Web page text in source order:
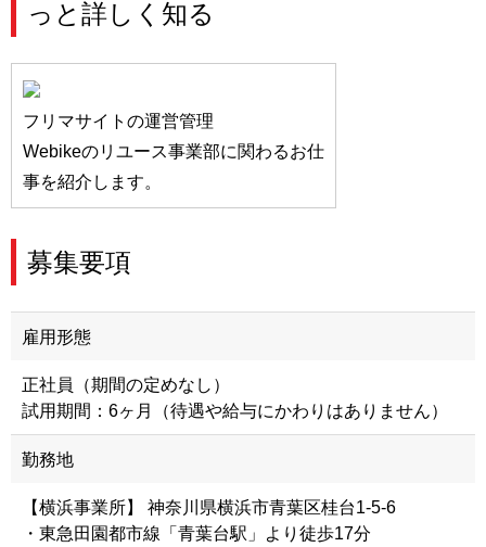
っと詳しく知る
フリマサイトの運営管理
Webikeのリユース事業部に関わるお仕
事を紹介します。
募集要項
雇用形態
正社員（期間の定めなし）
試用期間：6ヶ月（待遇や給与にかわりはありません）
勤務地
【横浜事業所】 神奈川県横浜市青葉区桂台1-5-6
・東急田園都市線「青葉台駅」より徒歩17分